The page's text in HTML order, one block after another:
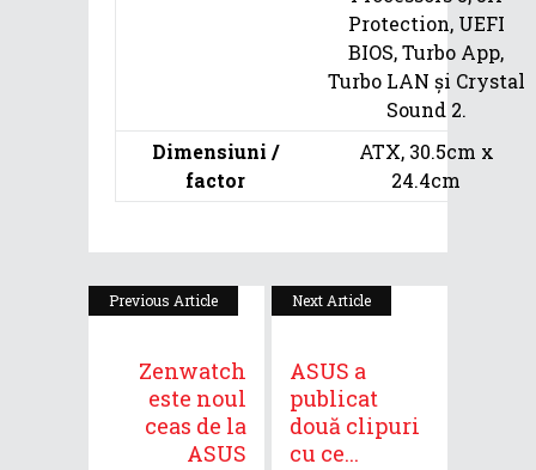
Protection, UEFI
BIOS, Turbo App,
Turbo LAN și Crystal
Sound 2.
Dimensiuni /
factor
ATX, 30.5cm x
24.4cm
Previous Article
Zenwatch
este noul
ceas de la
ASUS
Next Article
ASUS a
publicat
două clipuri
cu ce...